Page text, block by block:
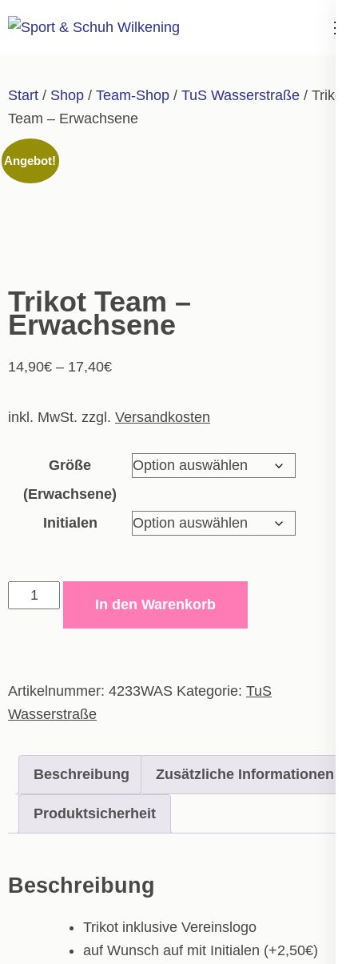
Inhalt
drücken)
Start / Shop / Team-Shop / TuS Wasserstraße / Trikot
Team – Erwachsene
Angebot!
Trikot Team –
Erwachsene
14,90€ – 17,40€
inkl. MwSt. zzgl. Versandkosten
Größe
(Erwachsene)
Initialen
Trikot
Team
Menge
In den Warenkorb
Artikelnummer: 4233WAS Kategorie: TuS
Wasserstraße
Beschreibung Zusätzliche Informationen
Produktsicherheit
Beschreibung
Trikot inklusive Vereinslogo
auf Wunsch auf mit Initialen (+2,50€)